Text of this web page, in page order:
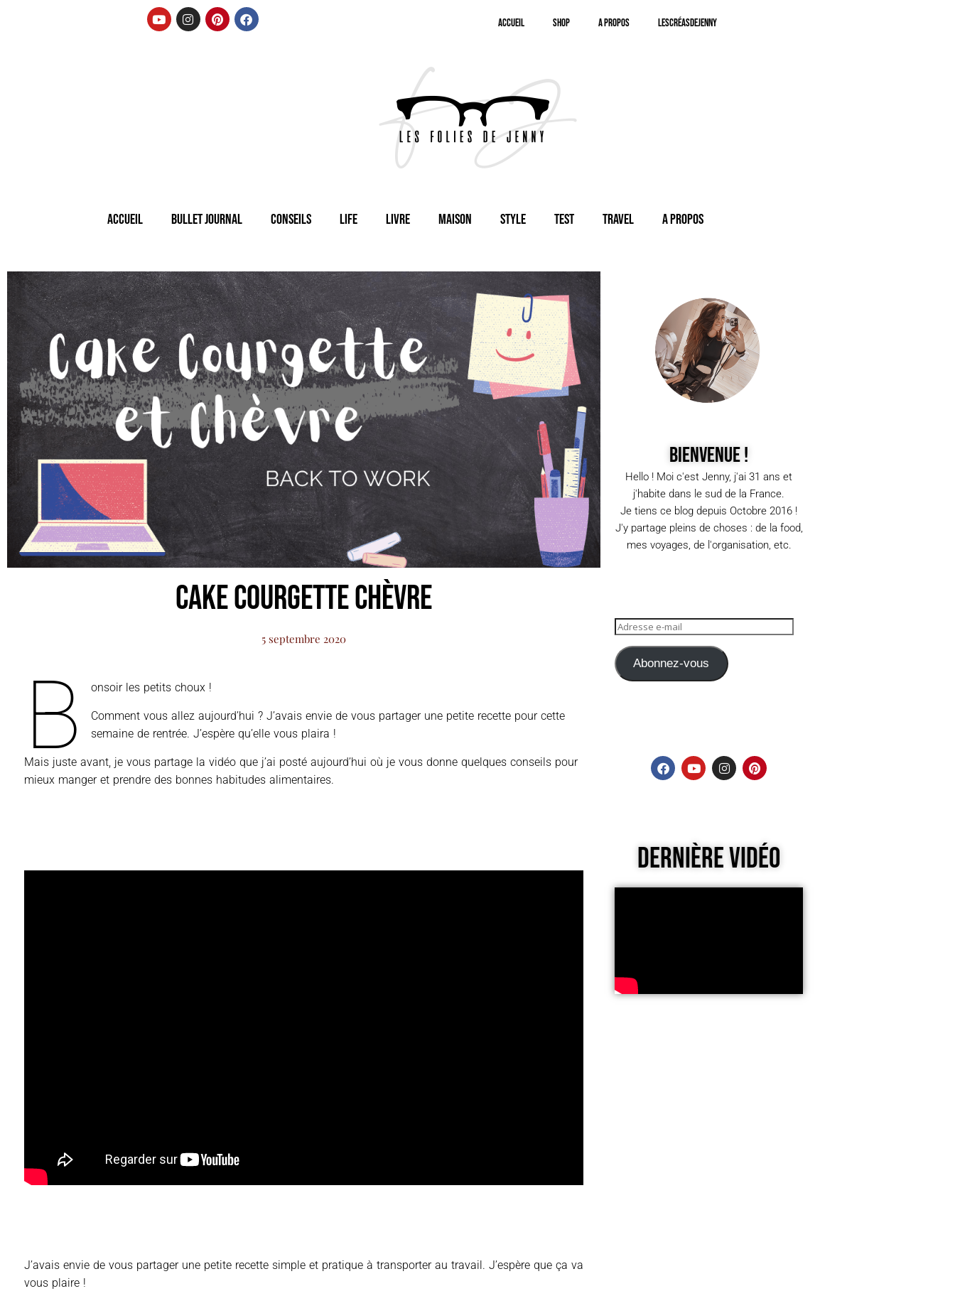
Accueil SHOP A Propos LesCréasdeJenny
Accueil Bullet Journal Conseils Life Livre Maison Style Test Travel A Propos
Cake Courgette Chèvre
5 septembre 2020
B onsoir les petits choux !
Comment vous allez aujourd’hui ? J’avais envie de vous partager une petite recette pour cette
semaine de rentrée. J’espère qu’elle vous plaira !
Mais juste avant, je vous partage la vidéo que j’ai posté aujourd’hui où je vous donne quelques conseils pour
mieux manger et prendre des bonnes habitudes alimentaires.
J’avais envie de vous partager une petite recette simple et pratique à transporter au travail. J’espère que ça va
vous plaire !
Bienvenue !
Hello ! Moi c'est Jenny, j'ai 31 ans et
j'habite dans le sud de la France.
Je tiens ce blog depuis Octobre 2016 !
J'y partage pleins de choses : de la food,
mes voyages, de l'organisation, etc.
Abonnez-vous
Dernière Vidéo